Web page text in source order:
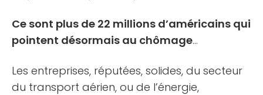
Ce sont plus de 22 millions d’américains qui
pointent désormais au chômage…
Les entreprises, réputées, solides, du secteur
du transport aérien, ou de l’énergie,